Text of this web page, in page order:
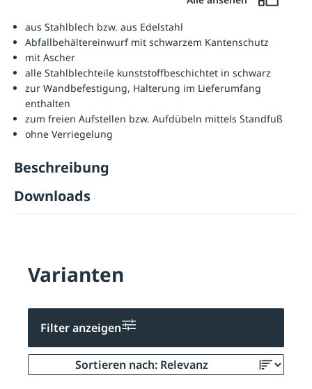
aus Stahlblech bzw. aus Edelstahl
Abfallbehältereinwurf mit schwarzem Kantenschutz
mit Ascher
alle Stahlblechteile kunststoffbeschichtet in schwarz
zur Wandbefestigung, Halterung im Lieferumfang
enthalten
zum freien Aufstellen bzw. Aufdübeln mittels Standfuß
ohne Verriegelung
Beschreibung
Downloads
Varianten
Filter anzeigen